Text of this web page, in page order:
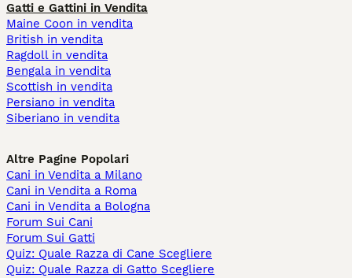
Gatti e Gattini in Vendita
Maine Coon in vendita
British in vendita
Ragdoll in vendita
Bengala in vendita
Scottish in vendita
Persiano in vendita
Siberiano in vendita
Altre Pagine Popolari
Cani in Vendita a Milano
Cani in Vendita a Roma
Cani in Vendita a Bologna
Forum Sui Cani
Forum Sui Gatti
Quiz: Quale Razza di Cane Scegliere
Quiz: Quale Razza di Gatto Scegliere